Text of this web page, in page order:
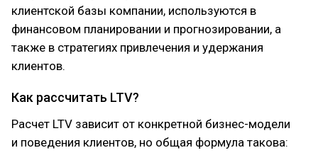
клиентской базы компании, используются в
финансовом планировании и прогнозировании, а
также в стратегиях привлечения и удержания
клиентов.
Как рассчитать LTV?
Расчет LTV зависит от конкретной бизнес-модели
и поведения клиентов, но общая формула такова: